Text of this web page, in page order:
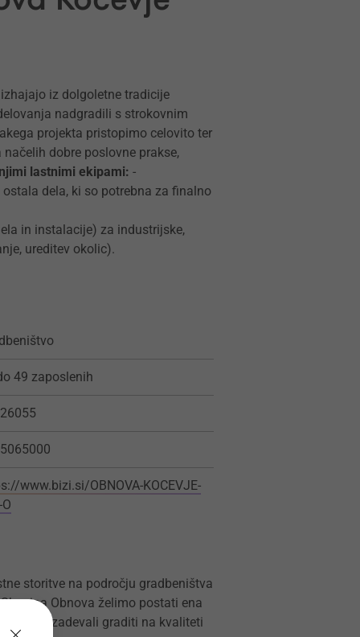
iz dolgoletne tradicije
nadgradili s strokovnim
projekta pristopimo celovito ter
dobre poslovne prakse,
lastnimi ekipami: -
dela, ki so potrebna za finalno
in instalacije) za industrijske,
ureditev okolic).
49 zaposlenih
www.bizi.si/OBNOVA-KOCEVJE-
storitve na področju gradbeništva
Obnova želimo postati ena
prizadevali graditi na kvaliteti